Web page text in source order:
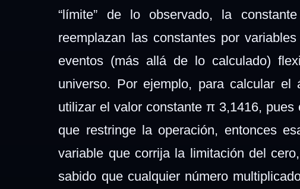
“límite” de lo observado, la
reemplazan las constantes por
eventos (más allá de lo calculado)
universo. Por ejemplo, para calcular
utilizar el valor constante π 3,1416,
que restringe la operación, entonces
variable que corrija la limitación del
sabido que cualquier número